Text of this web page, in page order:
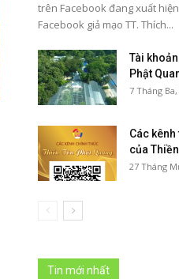
trên Facebook đang xuất
Facebook giả mạo TT. Thích...
Tài
Phật
7 Tháng Ba,
Các
của
27 Tháng
Tin mới nhất